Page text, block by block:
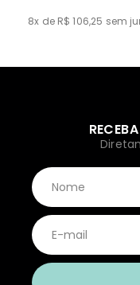
8x de R$ 106,25 sem